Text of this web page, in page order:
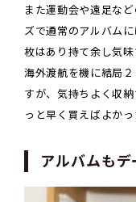
また運動会や遠足な
ズで通常のアルバム
枚はあり持て余し気味
海外渡航を機に結局
すが、気持ちよく収
っと早く買えばよか
アルバムも